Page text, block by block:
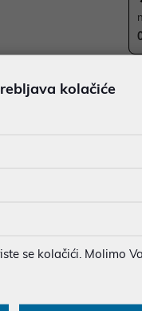
d.o.o. ne odgovara
artikala su ilustrativne
možete nas kontaktirati
kolačiće
se kolačići. Molimo